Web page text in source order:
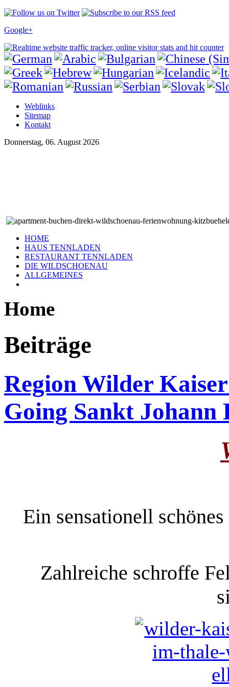
Google+
Weblinks
Sitemap
Kontakt
Donnerstag, 06. August 2026
HOME
HAUS TENNLADEN
RESTAURANT TENNLADEN
DIE WILDSCHOENAU
ALLGEMEINES
Home
Beiträge
Region Wilder
Going Sankt Johann
Ein sensationell
Zahlreiche schroffe